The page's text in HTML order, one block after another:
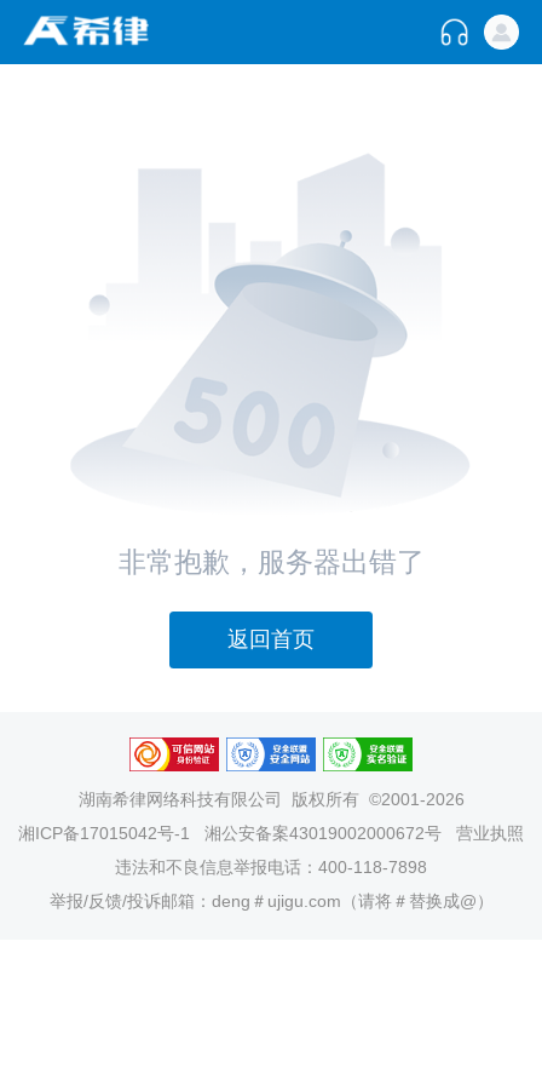
非常抱歉，服务器出错了
返回首页
湖南希律网络科技有限公司
版权所有 ©2001-2026
湘ICP备17015042号-1
湘公安备案43019002000672号
营业执照
违法和不良信息举报电话：400-118-7898
举报/反馈/投诉邮箱：deng＃ujigu.com（请将＃替换成@）